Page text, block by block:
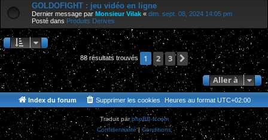
GOLDOFIGHT : jeu vidéo en ligne
Dernier message par Monsieur Vilak « dim. sept. 08, 2024 14:05 pm
Posté dans Produits Derives
88 résultats trouvés 1 2 3
Suivante
Aller à
Index du forum Heures au format UTC+02:00
Supprimer les cookies
Traduit parphpBB-fr.com
Confidentialité| Conditions